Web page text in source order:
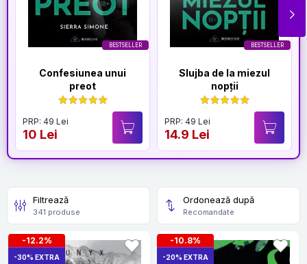
BESTSELLER
Confesiunea unui
preot
PRP: 49 Lei
10 Lei
BESTSELLER
Slujba de la miezul
nopții
PRP: 49 Lei
14.9 Lei
Filtrează
341 produse
Ordonează după
Recomandate
-12.2%
-30% EXTRA
-10.8%
-20% EXTRA